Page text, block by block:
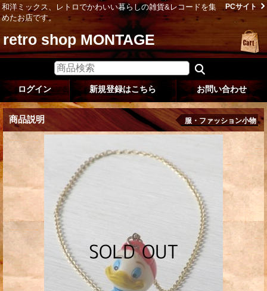
和洋ミックス、レトロでかわいい暮らしの雑貨&レコードを集
めたお店です。
PCサイト
retro shop MONTAGE
ログイン 新規登録はこちら お問い合わせ
商品説明 服・ファッション小物